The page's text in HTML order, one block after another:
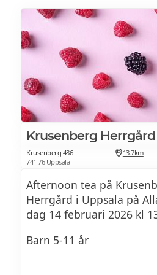
GRÖNSAKER
Grillad oxfilé serverad med
tryffelfondantpotatis,
och säsongens grönsaker.
ROTSELLERI MED
Rostad rotselleri serverad
aubergine milanese och
DESSERT
HALLON PANNA COTTA
Len panna cotta med
Krusenberg Herrgård
Krusenberg 436
741 76 Uppsala
13.7km
Afternoon tea på
Herrgård i Uppsala på
dag 14 februari 2026 kl
Barn 5-11 år